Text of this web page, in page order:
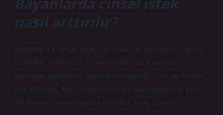
nasıl arttırılır?
Kadınlarda cinsel isteği artıran ilaç tedavileri vardır.
Özellikle menopoz döneminde, lokal vajinal
östrojen tedavileri, vajinal nemlendiriciler ve fitiller
çok etkilidir. Ayrıca, testosteron takviyelerinin yan
etkileri ve cinsel istekte hızlı bir artış olabilir.